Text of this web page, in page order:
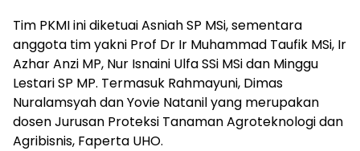
Tim PKMI ini diketuai Asniah SP MSi, sementara
anggota tim yakni Prof Dr Ir Muhammad Taufik MSi, Ir
Azhar Anzi MP, Nur Isnaini Ulfa SSi MSi dan Minggu
Lestari SP MP. Termasuk Rahmayuni, Dimas
Nuralamsyah dan Yovie Natanil yang merupakan
dosen Jurusan Proteksi Tanaman Agroteknologi dan
Agribisnis, Faperta UHO.